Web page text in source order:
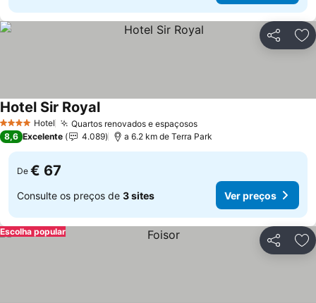
Partilhar
4 EstrelasHotel Quartos renovados e espaçososVer preços
Hotel Sir RoyalVer preços
8,6 Excelente 4.089 a 6.2 km de Terra Park
De € 67
Consulte os preços de 3 sites Ver preços
Partilhar
Escolha popular